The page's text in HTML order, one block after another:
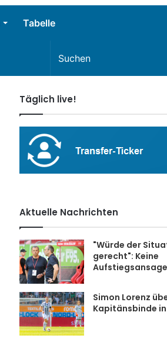
Tabelle
Täglich live!
Aktuelle Nachrichten
"Würde der
gerecht": Keine
Aufstiegsansage
Simon Lorenz
Kapitänsbinde